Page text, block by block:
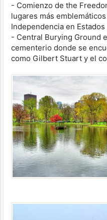
- Comienzo de the
lugares más
Independencia en Estados
- Central Burying Ground
cementerio donde se
como Gilbert Stuart y el